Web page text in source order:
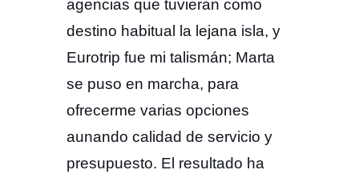
agencias que tuvieran como
destino habitual la lejana isla, y
Eurotrip fue mi talismán; Marta
se puso en marcha, para
ofrecerme varias opciones
aunando calidad de servicio y
presupuesto. El resultado ha